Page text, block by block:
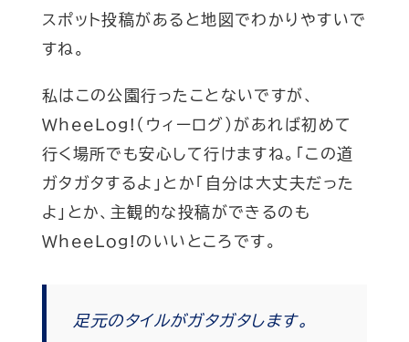
スポット投稿があると地図でわかりやすいで
すね。
私はこの公園行ったことないですが、
WheeLog!（ウィーログ）があれば初めて
行く場所でも安心して行けますね。「この道
ガタガタするよ」とか「自分は大丈夫だった
よ」とか、主観的な投稿ができるのも
WheeLog!のいいところです。
足元のタイルがガタガタします。